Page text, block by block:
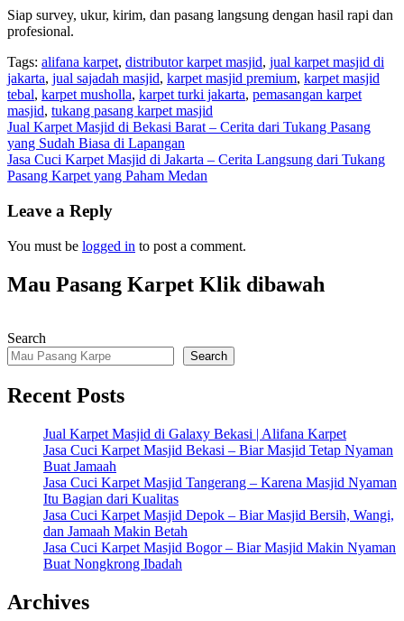
Siap survey, ukur, kirim, dan pasang langsung dengan hasil rapi dan
profesional.
Tags: alifana karpet, distributor karpet masjid, jual karpet masjid di
jakarta, jual sajadah masjid, karpet masjid premium, karpet masjid
tebal, karpet musholla, karpet turki jakarta, pemasangan karpet
masjid, tukang pasang karpet masjid
Post
navigation
Jual Karpet Masjid di Bekasi Barat – Cerita dari Tukang Pasang
yang Sudah Biasa di Lapangan
Jasa Cuci Karpet Masjid di Jakarta – Cerita Langsung dari Tukang
Pasang Karpet yang Paham Medan
Leave a Reply
You must be logged in to post a comment.
Mau Pasang Karpet Klik dibawah
Search
Search
Recent Posts
Jual Karpet Masjid di Galaxy Bekasi | Alifana Karpet
Jasa Cuci Karpet Masjid Bekasi – Biar Masjid Tetap Nyaman
Buat Jamaah
Jasa Cuci Karpet Masjid Tangerang – Karena Masjid Nyaman
Itu Bagian dari Kualitas
Jasa Cuci Karpet Masjid Depok – Biar Masjid Bersih, Wangi,
dan Jamaah Makin Betah
Jasa Cuci Karpet Masjid Bogor – Biar Masjid Makin Nyaman
Buat Nongkrong Ibadah
Archives